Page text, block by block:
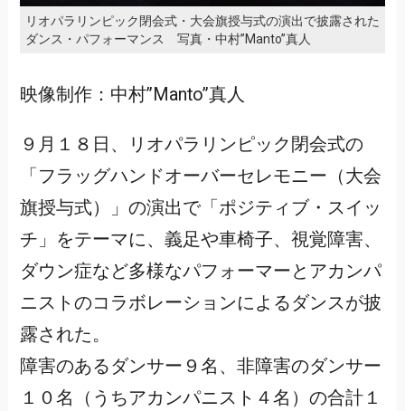
リオパラリンピック閉会式・大会旗授与式の演出で披露された
ダンス・パフォーマンス 写真・中村”Manto”真人
映像制作：中村”Manto”真人
９月１８日、リオパラリンピック閉会式の
「フラッグハンドオーバーセレモニー（大会
旗授与式）」の演出で「ポジティブ・スイッ
チ」をテーマに、義足や車椅子、視覚障害、
ダウン症など多様なパフォーマーとアカンパ
ニストのコラボレーションによるダンスが披
露された。
障害のあるダンサー９名、非障害のダンサー
１０名（うちアカンパニスト４名）の合計１